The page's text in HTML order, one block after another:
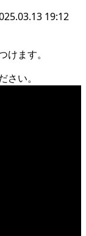
19:12
ます。
さい。